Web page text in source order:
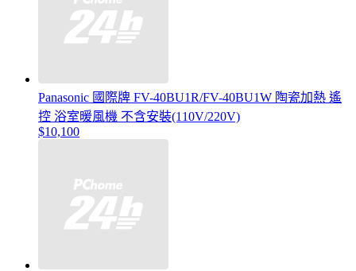
Panasonic 國際牌 FV-40BU1R/FV-40BU1W 陶瓷加熱 遙
控 浴室暖風機 不含安裝(110V/220V)
$10,100